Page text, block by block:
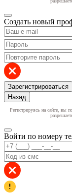
Создать новый
Зарегистрироваться
Назад
Регистрируясь на сайте, вы
Войти по номеру